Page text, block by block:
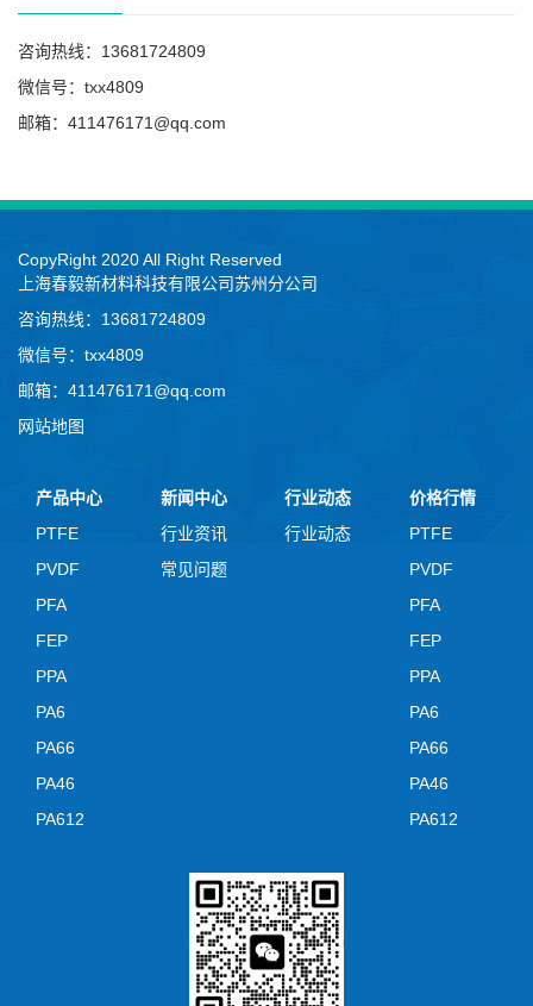
咨询热线：13681724809
微信号：txx4809
邮箱：411476171@qq.com
CopyRight 2020 All Right Reserved
上海春毅新材料科技有限公司苏州分公司
咨询热线：13681724809
微信号：txx4809
邮箱：411476171@qq.com
网站地图
产品中心
PTFE
PVDF
PFA
FEP
PPA
PA6
PA66
PA46
PA612
新闻中心
行业资讯
常见问题
行业动态
行业动态
价格行情
PTFE
PVDF
PFA
FEP
PPA
PA6
PA66
PA46
PA612